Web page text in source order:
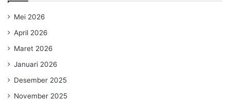
Mei 2026
April 2026
Maret 2026
Januari 2026
Desember 2025
November 2025